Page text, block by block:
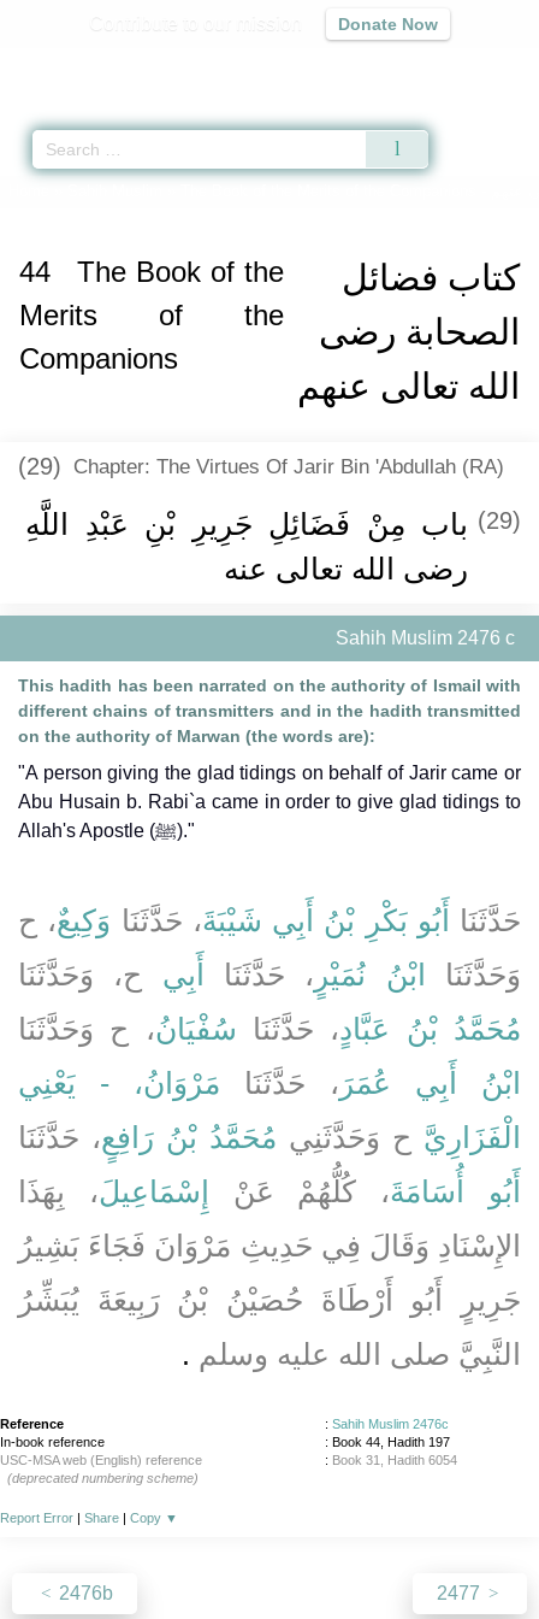
Donate Now
كتاب فضائل
الصحابة رضى
الله تعالى عنهم
44
The Book of the
Merits of the
Companions
(29) Chapter: The Virtues Of Jarir Bin 'Abdullah (RA)
(29) باب مِنْ فَضَائِلِ جَرِيرِ بْنِ عَبْدِ اللَّهِ
رضى الله تعالى عنه ‏‏
Sahih Muslim 2476 c
This hadith has been narrated on the authority of Ismail with
different chains of transmitters and in the hadith transmitted
on the authority of Marwan (the words are):
"A person giving the glad tidings on behalf of Jarir came or
Abu Husain b. Rabi`a came in order to give glad tidings to
Allah's Apostle (ﷺ)."
حَدَّثَنَا أَبُو بَكْرِ بْنُ أَبِي شَيْبَةَ، حَدَّثَنَا وَكِيعٌ، ح
وَحَدَّثَنَا
ابْنُ نُمَيْرٍ ، حَدَّثَنَا أَبِي ح، وَحَدَّثَنَا
مُحَمَّدُ بْنُ عَبَّادٍ، حَدَّثَنَا سُفْيَانُ، ح وَحَدَّثَنَا
ابْنُ أَبِي عُمَرَ ، حَدَّثَنَا مَرْوَانُ، - يَعْنِي
الْفَزَارِيَّ ح وَحَدَّثَنِي مُحَمَّدُ بْنُ رَافِعٍ، حَدَّثَنَا
أَبُو أُسَامَةَ، كُلُّهُمْ عَنْ إِسْمَاعِيلَ، بِهَذَا
الإِسْنَادِ وَقَالَ فِي حَدِيثِ مَرْوَانَ فَجَاءَ بَشِيرُ
جَرِيرٍ أَبُو أَرْطَاةَ حُصَيْنُ بْنُ رَبِيعَةَ يُبَشِّرُ
النَّبِيَّ صلى الله عليه وسلم ‏.‏
Reference : Sahih Muslim 2476c
In-book reference
: Book 44, Hadith 197
USC-MSA web (English) reference
: Book 31, Hadith 6054
(deprecated numbering scheme)
Report Error | Share | Copy ▼
2476b 2477